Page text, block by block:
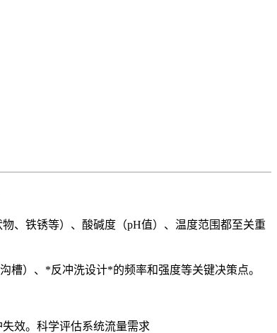
、铁锈等）、酸碱度（pH值）、温度范围都至关重
槽）、*反冲洗设计*的频率和强度等关键决策点。
效。 科学评估系统流量需求